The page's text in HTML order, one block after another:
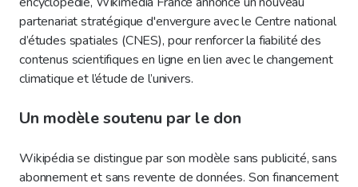
partenariat stratégique d'envergure avec le Centre national
d’études spatiales (CNES), pour renforcer la fiabilité des
contenus scientifiques en ligne en lien avec le changement
climatique et l’étude de l’univers.
Un modèle soutenu par le don
Wikipédia se distingue par son modèle sans publicité, sans
abonnement et sans revente de données. Son financement